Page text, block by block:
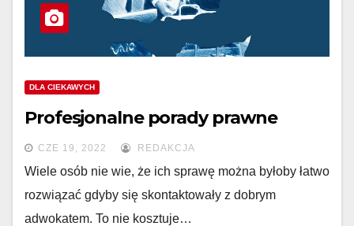
DLA CIEKAWYCH
Profesjonalne porady prawne
CZE 19, 2022 REDAKCJA
Wiele osób nie wie, że ich sprawę można byłoby łatwo
rozwiązać gdyby się skontaktowały z dobrym
adwokatem. To nie kosztuje…